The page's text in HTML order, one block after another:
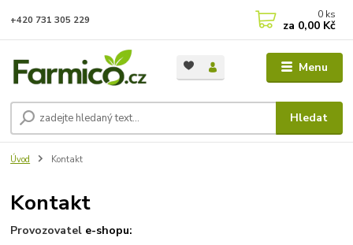
Menu
Hledat
+420 731 305 229 0 ks
za 0,00 Kč
Úvod Kontakt
Kontakt
Provozovatel e-shopu: